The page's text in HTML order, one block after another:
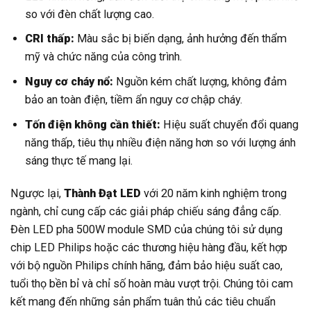
so với đèn chất lượng cao.
CRI thấp: Màu sắc bị biến dạng, ảnh hưởng đến thẩm
mỹ và chức năng của công trình.
Nguy cơ cháy nổ: Nguồn kém chất lượng, không đảm
bảo an toàn điện, tiềm ẩn nguy cơ chập cháy.
Tốn điện không cần thiết: Hiệu suất chuyển đổi quang
năng thấp, tiêu thụ nhiều điện năng hơn so với lượng ánh
sáng thực tế mang lại.
Ngược lại, Thành Đạt LED với 20 năm kinh nghiệm trong
ngành, chỉ cung cấp các giải pháp chiếu sáng đẳng cấp.
Đèn LED pha 500W module SMD của chúng tôi sử dụng
chip LED Philips hoặc các thương hiệu hàng đầu, kết hợp
với bộ nguồn Philips chính hãng, đảm bảo hiệu suất cao,
tuổi thọ bền bỉ và chỉ số hoàn màu vượt trội. Chúng tôi cam
kết mang đến những sản phẩm tuân thủ các tiêu chuẩn